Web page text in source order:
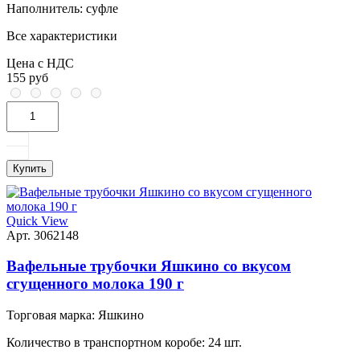
Наполнитель: суфле
Все характеристики
Цена с НДС
155 руб
Купить
Quick View
Арт. 3062148
Вафельные трубочки Яшкино со вкусом
сгущенного молока 190 г
Торговая марка: Яшкино
Количество в транспортном коробе: 24 шт.